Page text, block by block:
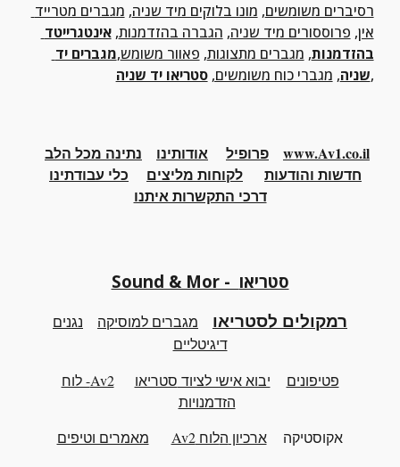
רסיברים משומשים, מונו בלוקים מיד שניה,
אין, פרוססורים מיד שניה, הגברה בהזדמנות,
בהזדמנות, מגברים מתצוגות, פאוור משומש,
שניה, מגברי כוח משומשים, סטריאו יד שניה ,
www.Av1.co.il פרופיל אודותינו
נתינה מכל הלב
חדשות והודעות
לקוחות מליצים כלי עבודתינו
דרכי התקשרות איתנו
Sound & Mor - סטריאו
רמקולים לסטריאו מגברים למוסיקה
נגנים
דיגיטליים
פטיפונים יבוא אישי לציוד סטריאו
Av2- לוח
הזדמנויות
אקוסטיקהארכיון הלוח Av2 מאמרים וטיפים